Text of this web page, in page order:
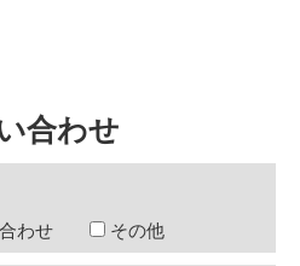
合わせ
わせ その他